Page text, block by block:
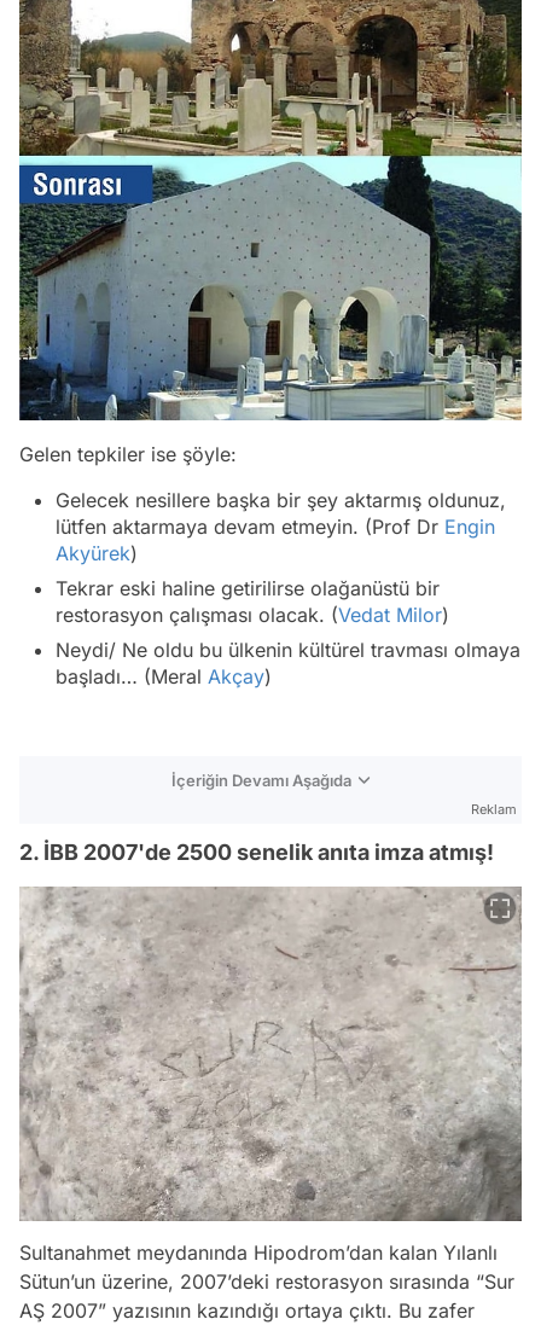
Gelen tepkiler ise şöyle:
Gelecek nesillere başka bir şey aktarmış oldunuz,
lütfen aktarmaya devam etmeyin. (Prof Dr Engin
Akyürek)
Tekrar eski haline getirilirse olağanüstü bir
restorasyon çalışması olacak. (Vedat Milor)
Neydi/ Ne oldu bu ülkenin kültürel travması olmaya
başladı… (Meral Akçay)
İçeriğin Devamı Aşağıda
Reklam
2. İBB 2007'de 2500 senelik anıta imza atmış!
Sultanahmet meydanında Hipodrom’dan kalan Yılanlı
Sütun’un üzerine, 2007’deki restorasyon sırasında “Sur
AŞ 2007” yazısının kazındığı ortaya çıktı. Bu zafer